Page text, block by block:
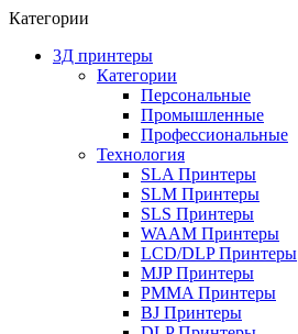
Категории
3Д принтеры
Категории
Персональные
Промышленные
Профессиональные
Технология
SLA Принтеры
SLM Принтеры
SLS Принтеры
WAAM Принтеры
LCD/DLP Принтеры
MJP Принтеры
PMMA Принтеры
BJ Принтеры